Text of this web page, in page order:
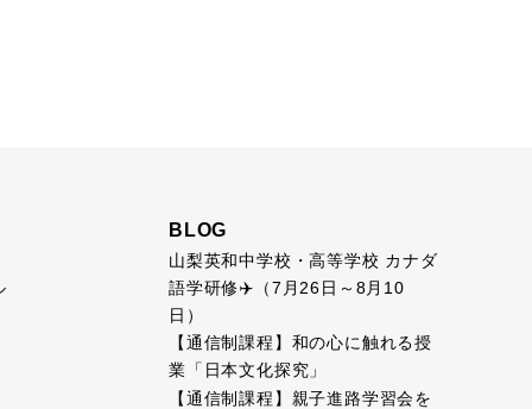
BLOG
山梨英和中学校・高等学校 カナダ
語学研修✈️（7月26日～8月10
日）
【通信制課程】和の心に触れる授
業「日本文化探究」
【通信制課程】親子進路学習会を